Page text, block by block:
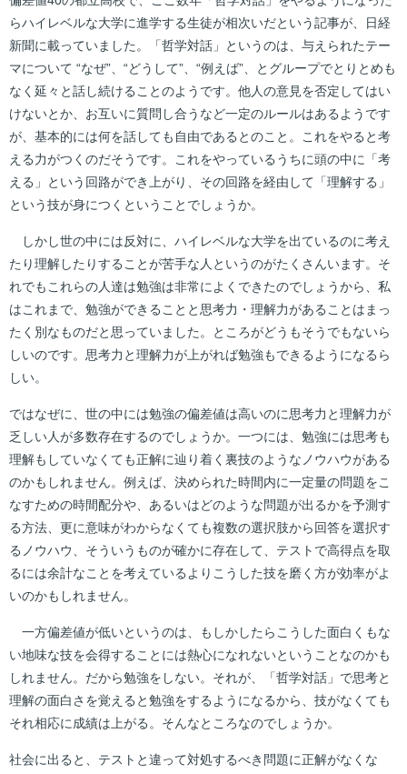
らハイレベルな大学に進学する生徒が相次いだという記事が、日経
新聞に載っていました。「哲学対話」というのは、与えられたテー
マについて “なぜ”、“どうして”、“例えば”、とグループでとりとめも
なく延々と話し続けることのようです。他人の意見を否定してはい
けないとか、お互いに質問し合うなど一定のルールはあるようです
が、基本的には何を話しても自由であるとのこと。これをやると考
える力がつくのだそうです。これをやっているうちに頭の中に「考
える」という回路ができ上がり、その回路を経由して「理解する」
という技が身につくということでしょうか。
しかし世の中には反対に、ハイレベルな大学を出ているのに考え
たり理解したりすることが苦手な人というのがたくさんいます。そ
れでもこれらの人達は勉強は非常によくできたのでしょうから、私
はこれまで、勉強ができることと思考力・理解力があることはまっ
たく別なものだと思っていました。ところがどうもそうでもないら
しいのです。思考力と理解力が上がれば勉強もできるようになるら
しい。
ではなぜに、世の中には勉強の偏差値は高いのに思考力と理解力が
乏しい人が多数存在するのでしょうか。一つには、勉強には思考も
理解もしていなくても正解に辿り着く裏技のようなノウハウがある
のかもしれません。例えば、決められた時間内に一定量の問題をこ
なすための時間配分や、あるいはどのような問題が出るかを予測す
る方法、更に意味がわからなくても複数の選択肢から回答を選択す
るノウハウ、そういうものが確かに存在して、テストで高得点を取
るには余計なことを考えているよりこうした技を磨く方が効率がよ
いのかもしれません。
一方偏差値が低いというのは、もしかしたらこうした面白くもな
い地味な技を会得することには熱心になれないということなのかも
しれません。だから勉強をしない。それが、「哲学対話」で思考と
理解の面白さを覚えると勉強をするようになるから、技がなくても
それ相応に成績は上がる。そんなところなのでしょうか。
社会に出ると、テストと違って対処するべき問題に正解がなくな